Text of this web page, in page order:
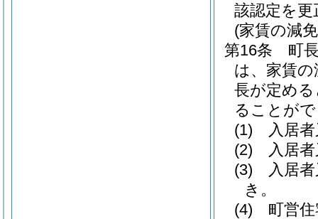
該認定を
(家賃の減
第16条
町
は、家賃
長が定め
ることが
(1)
入居
(2)
入居
(3)
入居
き。
(4)
町営